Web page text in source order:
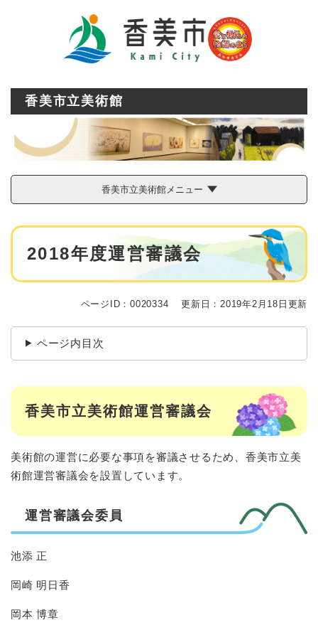
香美市立美術館
香美市立美術館メニュー
本
2018年度運営審議会
ページID：0020334 更新日：2019年2月18日更新
ページ内目次
香美市立美術館運営審議会
美術館の運営に必要な事項を審議させるため、香美市立美
術館運営審議会を設置しています。
運営審議会委員
池添 正
岡崎 明日香
岡本 博章